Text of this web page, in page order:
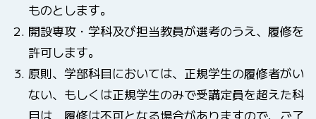
ものとします。
開設専攻・学科及び担当教員が選考のうえ、履修を
許可します。
原則、学部科目においては、正規学生の履修者がい
ない、もしくは正規学生のみで受講定員を超えた科
目は 履修は不可となる場合がありますので、ご了